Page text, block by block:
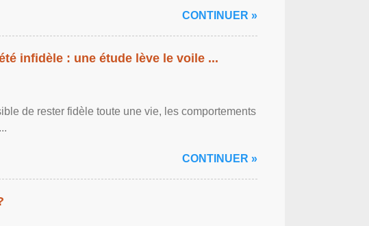
CONTINUER »
infidèle : une étude lève le voile ...
de rester fidèle toute une vie, les comportements
CONTINUER »